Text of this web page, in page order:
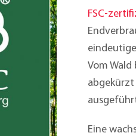
FSC-
Vom
abgekürzt
Eine